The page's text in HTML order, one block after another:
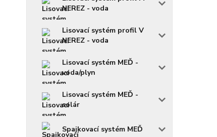
NEREZ - voda
Lisovací systém profil V
NEREZ - voda
Lisovací systém MEĎ -
voda/plyn
Lisovací systém MEĎ -
solár
Spajkovací systém MEĎ